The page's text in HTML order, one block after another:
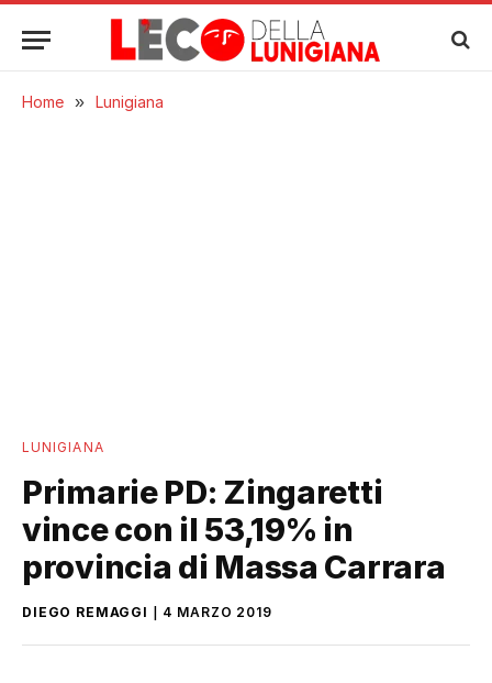
Home » Lunigiana
LUNIGIANA
Primarie PD: Zingaretti
vince con il 53,19% in
provincia di Massa Carrara
DIEGO REMAGGI 4 MARZO 2019